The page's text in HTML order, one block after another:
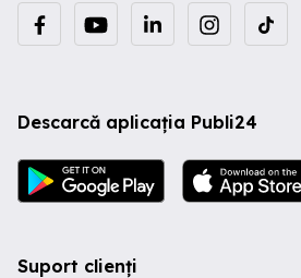
Descarcă aplicația Publi24
Suport clienți